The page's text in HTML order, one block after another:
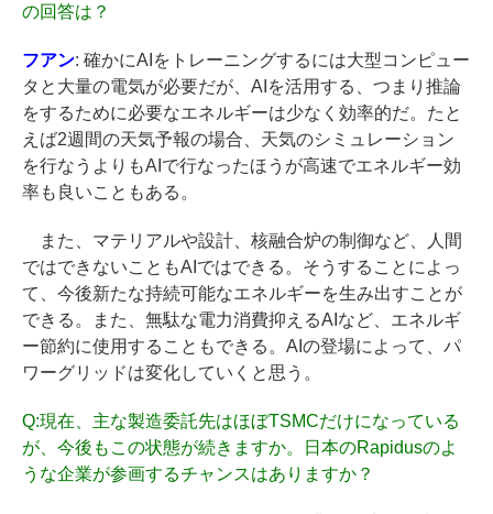
の回答は？
フアン: 確かにAIをトレーニングするには大型コンピュー
タと大量の電気が必要だが、AIを活用する、つまり推論
をするために必要なエネルギーは少なく効率的だ。たと
えば2週間の天気予報の場合、天気のシミュレーション
を行なうよりもAIで行なったほうが高速でエネルギー効
率も良いこともある。
また、マテリアルや設計、核融合炉の制御など、人間
ではできないこともAIではできる。そうすることによっ
て、今後新たな持続可能なエネルギーを生み出すことが
できる。また、無駄な電力消費抑えるAIなど、エネルギ
ー節約に使用することもできる。AIの登場によって、パ
ワーグリッドは変化していくと思う。
Q:現在、主な製造委託先はほぼTSMCだけになっている
が、今後もこの状態が続きますか。日本のRapidusのよ
うな企業が参画するチャンスはありますか？